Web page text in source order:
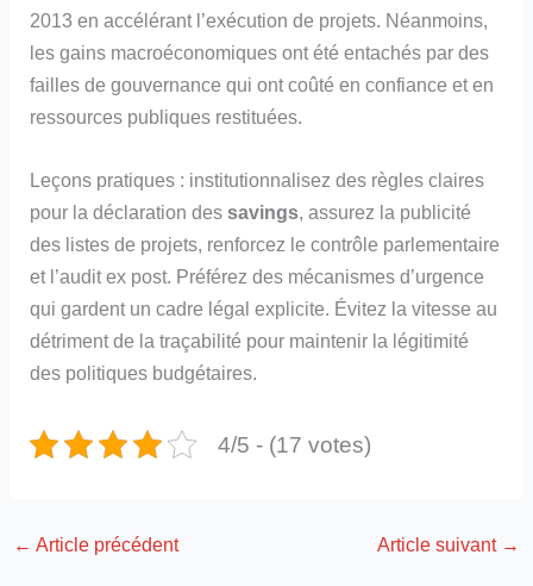
2013 en accélérant l’exécution de projets. Néanmoins,
les gains macroéconomiques ont été entachés par des
failles de gouvernance qui ont coûté en confiance et en
ressources publiques restituées.
Leçons pratiques : institutionnalisez des règles claires
pour la déclaration dessavings, assurez la publicité
des listes de projets, renforcez le contrôle parlementaire
et l’audit ex post. Préférez des mécanismes d’urgence
qui gardent un cadre légal explicite. Évitez la vitesse au
détriment de la traçabilité pour maintenir la légitimité
des politiques budgétaires.
4/5 - (17 votes)
← Article précédent Article suivant →